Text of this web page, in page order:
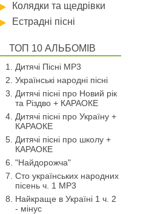
Колядки та щедрівки
Естрадні пісні
ТОП 10 АЛЬБОМІВ
Дитячі Пісні MP3
Українські народні пісні
Дитячі пісні про Новий рік
та Різдво + КАРАОКЕ
Дитячі пісні про Україну +
КАРАОКЕ
Дитячі пісні про школу +
КАРАОКЕ
"Найдорожча"
Сто українських народних
пісень ч. 1 МР3
Найкраще в Україні 1 ч. 2
- мінус